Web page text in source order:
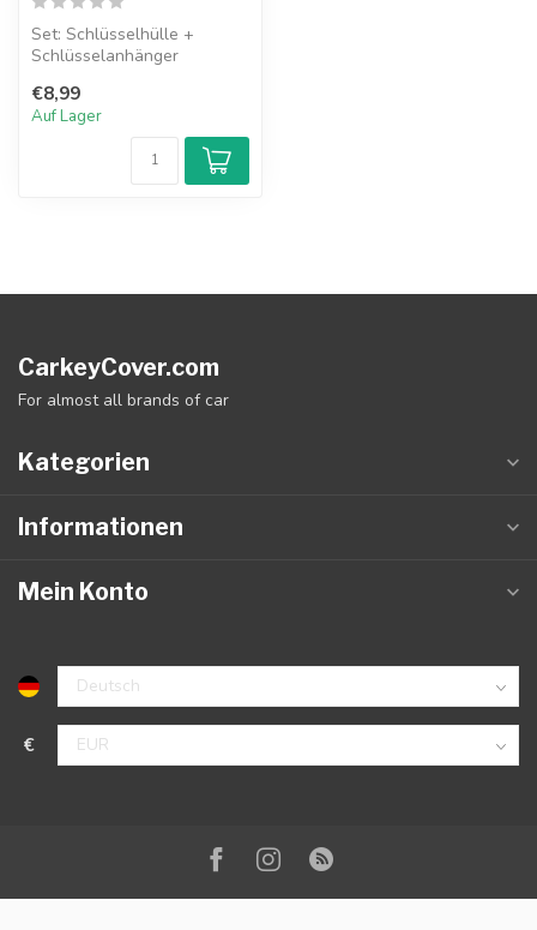
Set: Schlüsselhülle +
Schlüsselanhänger
€8,99
Auf Lager
CarkeyCover.com
For almost all brands of car
Kategorien
Informationen
Mein Konto
€